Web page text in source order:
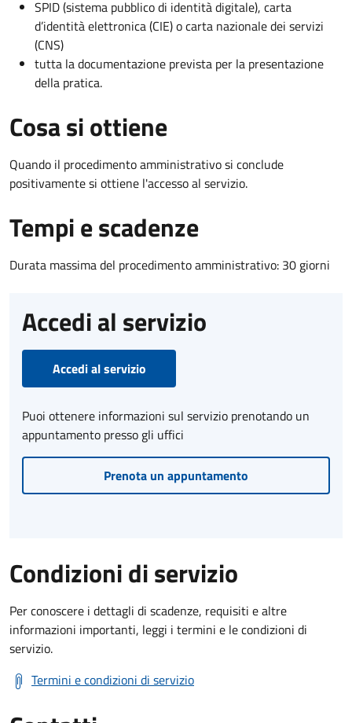
SPID (sistema pubblico di identità digitale), carta
d’identità elettronica (CIE) o carta nazionale dei servizi
(CNS)
tutta la documentazione prevista per la presentazione
della pratica.
Cosa si ottiene
Quando il procedimento amministrativo si conclude
positivamente si ottiene l'accesso al servizio.
Tempi e scadenze
Durata massima del procedimento amministrativo: 30 giorni
Accedi al servizio
Accedi al servizio
Puoi ottenere informazioni sul servizio prenotando un
appuntamento presso gli uffici
Prenota un appuntamento
Condizioni di servizio
Per conoscere i dettagli di scadenze, requisiti e altre
informazioni importanti, leggi i termini e le condizioni di
servizio.
Termini e condizioni di servizio